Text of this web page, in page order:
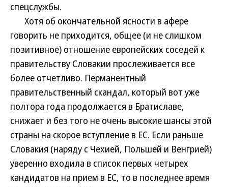
спецслужбы.
Хотя об окончательной ясности в афере
говорить не приходится, общее (и не слишком
позитивное) отношение европейских соседей к
правительству Словакии прослеживается все
более отчетливо. Перманентный
правительственный скандал, который вот уже
полтора года продолжается в Братиславе,
снижает и без того не очень высокие шансы этой
страны на скорое вступление в ЕС. Если раньше
Словакия (наряду с Чехией, Польшей и Венгрией)
уверенно входила в список первых четырех
кандидатов на прием в ЕС, то в последнее время